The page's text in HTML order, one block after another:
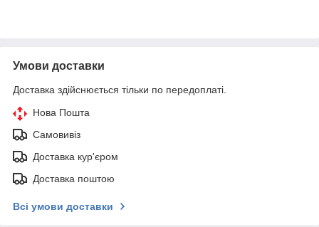
Умови доставки
Доставка здійснюється тільки по передоплаті.
Нова Пошта
Самовивіз
Доставка кур'єром
Доставка поштою
Всі умови доставки